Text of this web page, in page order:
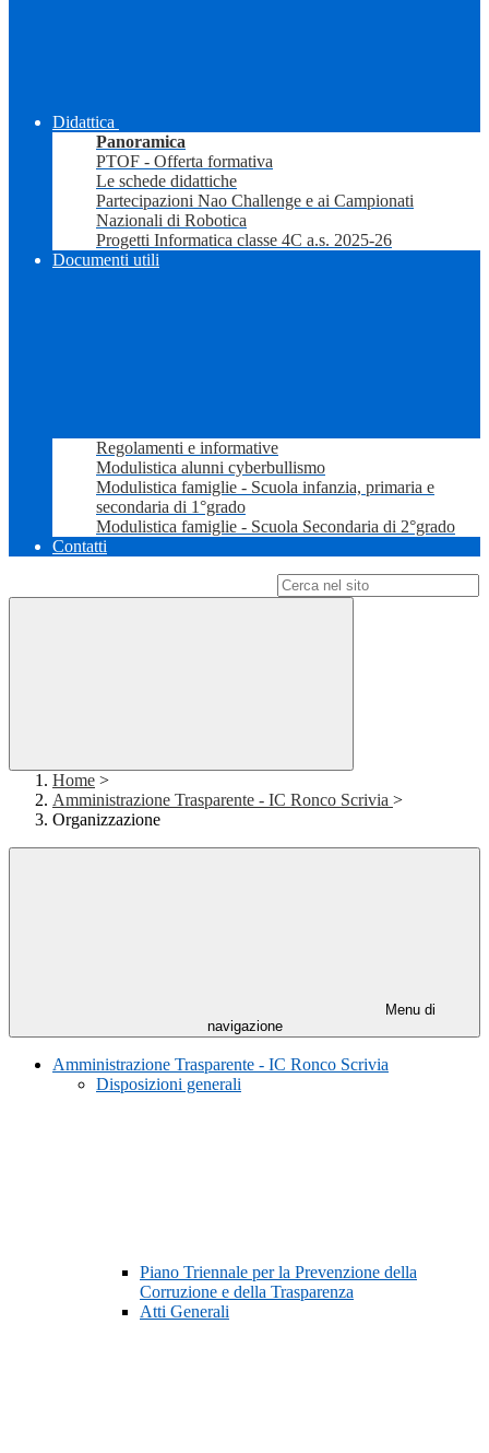
Didattica
Panoramica
PTOF - Offerta formativa
Le schede didattiche
Partecipazioni Nao Challenge e ai Campionati
Nazionali di Robotica
Progetti Informatica classe 4C a.s. 2025-26
Documenti utili
Regolamenti e informative
Modulistica alunni cyberbullismo
Modulistica famiglie - Scuola infanzia, primaria e
secondaria di 1°grado
Modulistica famiglie - Scuola Secondaria di 2°grado
Contatti
Home >
Amministrazione Trasparente - IC Ronco Scrivia >
Organizzazione
Menu di
navigazione
Amministrazione Trasparente - IC Ronco Scrivia
Disposizioni generali
Piano Triennale per la Prevenzione della
Corruzione e della Trasparenza
Atti Generali